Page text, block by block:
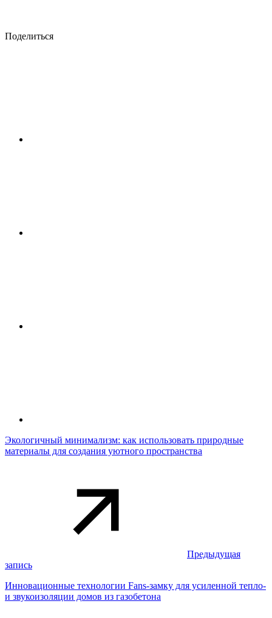
Поделиться
Экологичный минимализм: как использовать природные
материалы для создания уютного пространства
Предыдущая
запись
Инновационные технологии Fans-замку для усиленной тепло-
и звукоизоляции домов из газобетона